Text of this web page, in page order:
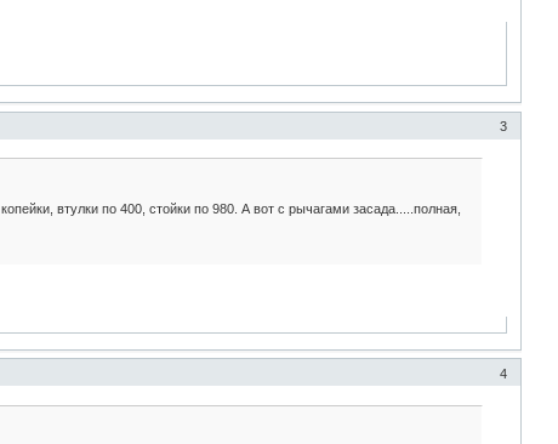
3
втулки по 400, стойки по 980. А вот с рычагами засада.....полная,
4